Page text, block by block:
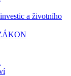
a životního